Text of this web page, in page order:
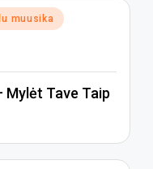
muusika
Mylėt Tave Taip